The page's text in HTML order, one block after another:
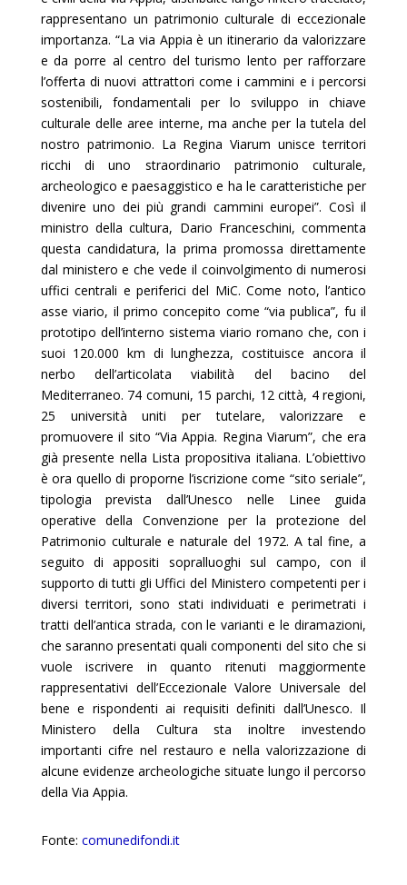
rappresentano un patrimonio culturale di eccezionale
importanza. “La via Appia è un itinerario da valorizzare
e da porre al centro del turismo lento per rafforzare
l’offerta di nuovi attrattori come i cammini e i percorsi
sostenibili, fondamentali per lo sviluppo in chiave
culturale delle aree interne, ma anche per la tutela del
nostro patrimonio. La Regina Viarum unisce territori
ricchi di uno straordinario patrimonio culturale,
archeologico e paesaggistico e ha le caratteristiche per
divenire uno dei più grandi cammini europei”. Così il
ministro della cultura, Dario Franceschini, commenta
questa candidatura, la prima promossa direttamente
dal ministero e che vede il coinvolgimento di numerosi
uffici centrali e periferici del MiC. Come noto, l’antico
asse viario, il primo concepito come “via publica”, fu il
prototipo dell’interno sistema viario romano che, con i
suoi 120.000 km di lunghezza, costituisce ancora il
nerbo dell’articolata viabilità del bacino del
Mediterraneo. 74 comuni, 15 parchi, 12 città, 4 regioni,
25 università uniti per tutelare, valorizzare e
promuovere il sito “Via Appia. Regina Viarum”, che era
già presente nella Lista propositiva italiana. L’obiettivo
è ora quello di proporne l’iscrizione come “sito seriale”,
tipologia prevista dall’Unesco nelle Linee guida
operative della Convenzione per la protezione del
Patrimonio culturale e naturale del 1972. A tal fine, a
seguito di appositi sopralluoghi sul campo, con il
supporto di tutti gli Uffici del Ministero competenti per i
diversi territori, sono stati individuati e perimetrati i
tratti dell’antica strada, con le varianti e le diramazioni,
che saranno presentati quali componenti del sito che si
vuole iscrivere in quanto ritenuti maggiormente
rappresentativi dell’Eccezionale Valore Universale del
bene e rispondenti ai requisiti definiti dall’Unesco. Il
Ministero della Cultura sta inoltre investendo
importanti cifre nel restauro e nella valorizzazione di
alcune evidenze archeologiche situate lungo il percorso
della Via Appia.
Fonte: comunedifondi.it